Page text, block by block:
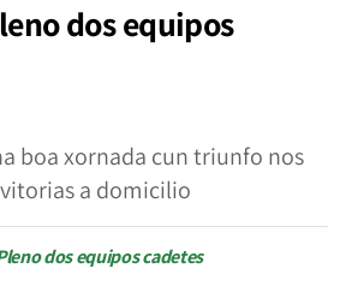
dos equipos
boa xornada cun triunfo nos
a domicilio
dos equipos cadetes